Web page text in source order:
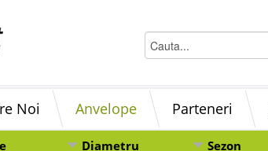
Noi Anvelope Parteneri
Diametru Sezon